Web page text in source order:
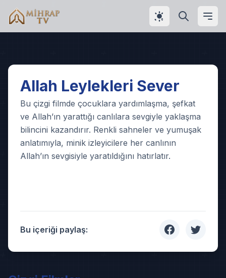
Play
Video
Allah Leylekleri Sever
Bu çizgi filmde çocuklara yardımlaşma, şefkat
ve Allah’ın yarattığı canlılara sevgiyle yaklaşma
bilincini kazandırır. Renkli sahneler ve yumuşak
anlatımıyla, minik izleyicilere her canlının
Allah’ın sevgisiyle yaratıldığını hatırlatır.
Bu içeriği paylaş: